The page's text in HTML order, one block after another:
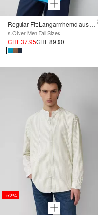
Regular Fit: Langarmhemd aus Leinen
s.Oliver Men Tall Sizes
CHF 37.95CHF 89.90
-52%